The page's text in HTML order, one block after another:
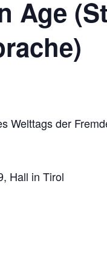
Age
Welttags der
Hall in Tirol